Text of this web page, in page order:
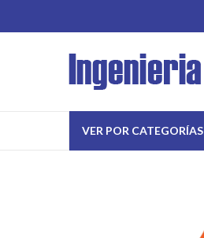
VER POR CATEGORÍAS